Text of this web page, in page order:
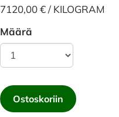
7120,00 € / KILOGRAM
Määrä
Ostoskoriin